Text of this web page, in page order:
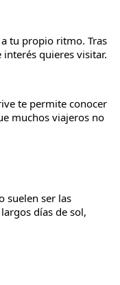
tu propio ritmo. Tras
quieres visitar.
te permite conocer
muchos viajeros no
suelen ser las
días de sol,